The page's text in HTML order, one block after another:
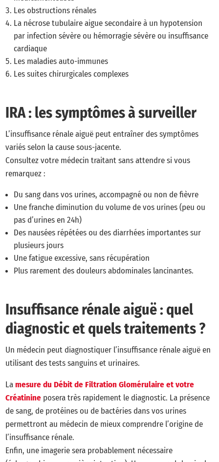
Les obstructions rénales
La nécrose tubulaire aigue secondaire à un hypotension
par infection sévère ou hémorragie sévère ou insuffisance
cardiaque
Les maladies auto-immunes
Les suites chirurgicales complexes
IRA : les symptômes à surveiller
L’insuffisance rénale aiguë peut entraîner des symptômes
variés selon la cause sous-jacente.
Consultez votre médecin traitant sans attendre si vous
remarquez :
Du sang dans vos urines, accompagné ou non de fièvre
Une franche diminution du volume de vos urines (peu ou
pas d’urines en 24h)
Des nausées répétées ou des diarrhées importantes sur
plusieurs jours
Une fatigue excessive, sans récupération
Plus rarement des douleurs abdominales lancinantes.
Insuffisance rénale aiguë : quel
diagnostic et quels traitements ?
Un médecin peut diagnostiquer l’insuffisance rénale aiguë en
utilisant des tests sanguins et urinaires.
Lamesure du Débit de Filtration Glomérulaire et votre
Créatinine posera très rapidement le diagnostic. La présence
de sang, de protéines ou de bactéries dans vos urines
permettront au médecin de mieux comprendre l’origine de
l’insuffisance rénale.
Enfin, une imagerie sera probablement nécessaire